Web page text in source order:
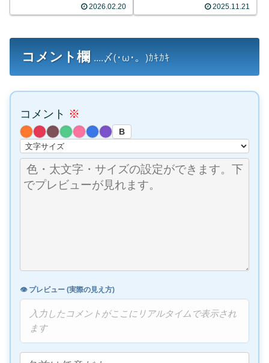
2026.02.20 2025.11.21
コメント欄 ....〆(･ω･。)ｶｷｶｷ
コメント ※
B
👁️ プレビュー (実際の見え方)
入力したコメントがここにリアルタイムで表示され
ます